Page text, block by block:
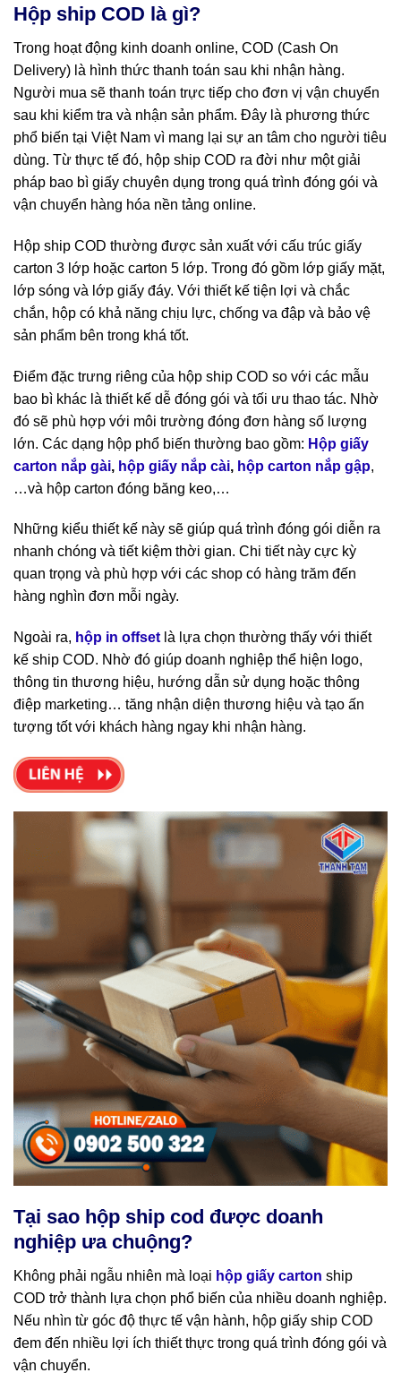
Hộp ship COD là gì?
Trong hoạt động kinh doanh online, COD (Cash On
Delivery) là hình thức thanh toán sau khi nhận hàng.
Người mua sẽ thanh toán trực tiếp cho đơn vị vận chuyển
sau khi kiểm tra và nhận sản phẩm. Đây là phương thức
phổ biến tại Việt Nam vì mang lại sự an tâm cho người tiêu
dùng. Từ thực tế đó, hộp ship COD ra đời như một giải
pháp bao bì giấy chuyên dụng trong quá trình đóng gói và
vận chuyển hàng hóa nền tảng online.
Hộp ship COD thường được sản xuất với cấu trúc giấy
carton 3 lớp hoặc carton 5 lớp. Trong đó gồm lớp giấy mặt,
lớp sóng và lớp giấy đáy. Với thiết kế tiện lợi và chắc
chắn, hộp có khả năng chịu lực, chống va đập và bảo vệ
sản phẩm bên trong khá tốt.
Điểm đặc trưng riêng của hộp ship COD so với các mẫu
bao bì khác là thiết kế dễ đóng gói và tối ưu thao tác. Nhờ
đó sẽ phù hợp với môi trường đóng đơn hàng số lượng
lớn. Các dạng hộp phổ biến thường bao gồm: Hộp giấy
carton nắp gài, hộp giấy nắp cài, hộp carton nắp gập,
…và hộp carton đóng băng keo,…
Những kiểu thiết kế này sẽ giúp quá trình đóng gói diễn ra
nhanh chóng và tiết kiệm thời gian. Chi tiết này cực kỳ
quan trọng và phù hợp với các shop có hàng trăm đến
hàng nghìn đơn mỗi ngày.
Ngoài ra, hộp in offset là lựa chọn thường thấy với thiết
kế ship COD. Nhờ đó giúp doanh nghiệp thể hiện logo,
thông tin thương hiệu, hướng dẫn sử dụng hoặc thông
điệp marketing… tăng nhận diện thương hiệu và tạo ấn
tượng tốt với khách hàng ngay khi nhận hàng.
Tại sao hộp ship cod được doanh
nghiệp ưa chuộng?
Không phải ngẫu nhiên mà loại hộp giấy carton ship
COD trở thành lựa chọn phổ biến của nhiều doanh nghiệp.
Nếu nhìn từ góc độ thực tế vận hành, hộp giấy ship COD
đem đến nhiều lợi ích thiết thực trong quá trình đóng gói và
vận chuyển.